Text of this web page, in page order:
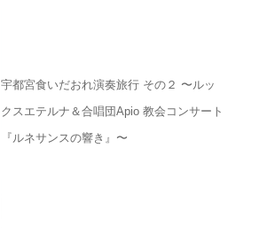
宇都宮食いだおれ演奏旅行 その２ 〜ルッ
クスエテルナ＆合唱団Apio 教会コンサート
『ルネサンスの響き』〜